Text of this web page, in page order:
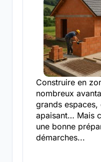
Construire en
nombreux
grands
apaisant… Mais
une bonne
démarches...